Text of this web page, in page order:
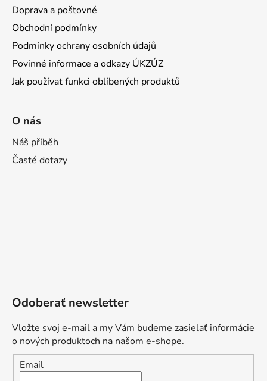
Doprava a poštovné
Obchodní podmínky
Podmínky ochrany osobních údajů
Povinné informace a odkazy ÚKZÚZ
Jak používat funkci oblíbených produktů
O nás
Náš příběh
Časté dotazy
Odoberať newsletter
Vložte svoj e-mail a my Vám budeme zasielať informácie
o nových produktoch na našom e-shope.
Email